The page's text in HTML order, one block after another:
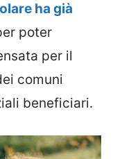
ha già
poter
per il
comuni
beneficiari.